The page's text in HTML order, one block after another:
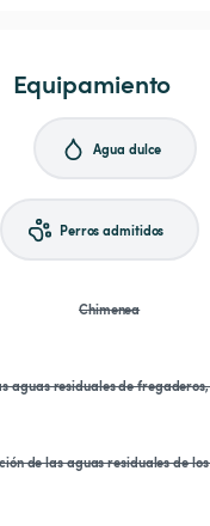
Equipamiento
Agua dulce
Perros admitidos
Chimenea
aguas residuales de
de las aguas residuales de